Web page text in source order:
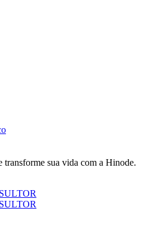
transforme sua vida com a Hinode.